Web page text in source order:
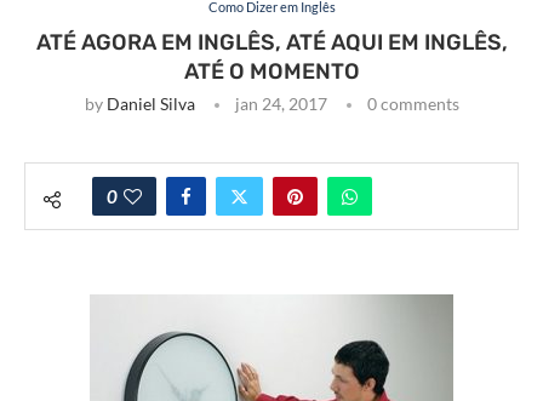
Como Dizer em Inglês
ATÉ AGORA EM INGLÊS, ATÉ AQUI EM INGLÊS,
ATÉ O MOMENTO
by Daniel Silva jan 24, 2017 0 comments
0